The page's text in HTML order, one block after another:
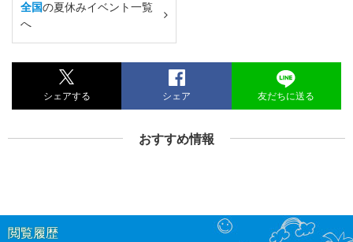
全国の夏休みイベント一覧
へ
シェアする シェア 友だちに送る
おすすめ情報
閲覧履歴